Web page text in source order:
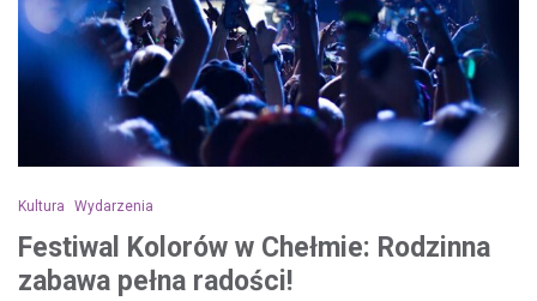
Kultura Wydarzenia
Festiwal Kolorów w Chełmie: Rodzinna
zabawa pełna radości!